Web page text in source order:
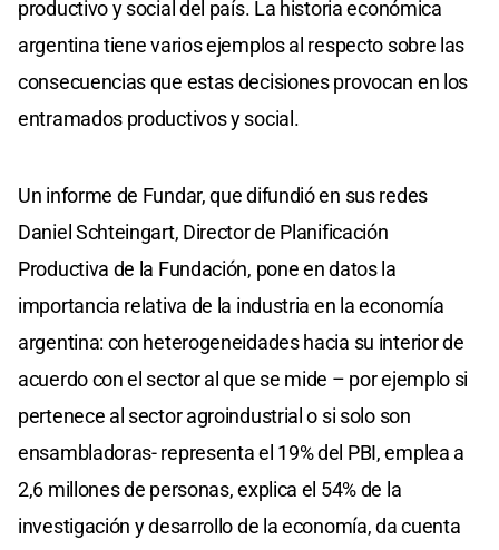
productivo y social del país. La historia económica
argentina tiene varios ejemplos al respecto sobre las
consecuencias que estas decisiones provocan en los
entramados productivos y social.
Un informe de Fundar, que difundió en sus redes
Daniel Schteingart, Director de Planificación
Productiva de la Fundación, pone en datos la
importancia relativa de la industria en la economía
argentina: con heterogeneidades hacia su interior de
acuerdo con el sector al que se mide – por ejemplo si
pertenece al sector agroindustrial o si solo son
ensambladoras- representa el 19% del PBI, emplea a
2,6 millones de personas, explica el 54% de la
investigación y desarrollo de la economía, da cuenta